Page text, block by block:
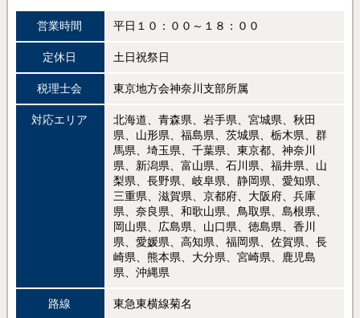
営業時間 平日１０：００～１８：００
定休日 土日祝祭日
税理士会 東京地方会神奈川支部所属
対応エリア
北海道、青森県、岩手県、宮城県、秋田
県、山形県、福島県、茨城県、栃木県、群
馬県、埼玉県、千葉県、東京都、神奈川
県、新潟県、富山県、石川県、福井県、山
梨県、長野県、岐阜県、静岡県、愛知県、
三重県、滋賀県、京都府、大阪府、兵庫
県、奈良県、和歌山県、鳥取県、島根県、
岡山県、広島県、山口県、徳島県、香川
県、愛媛県、高知県、福岡県、佐賀県、長
崎県、熊本県、大分県、宮崎県、鹿児島
県、沖縄県
路線 東急東横線菊名